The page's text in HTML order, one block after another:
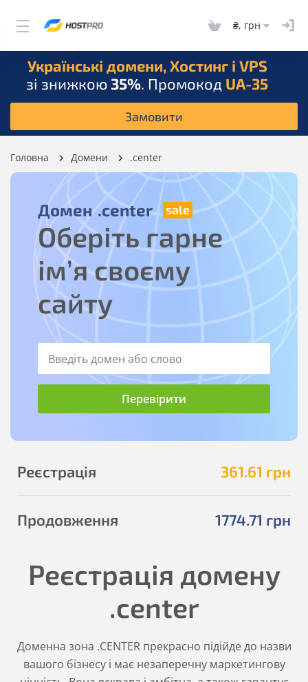
₴, грн
Українські домени, Хостинг і VPS
зі знижкою 35%. Промокод UA-35
Замовити
Головна Домени .center
Домен .center
Оберіть гарне
ім’я своєму
сайту
361.61 грн
Реєстрація
1774.71 грн
Продовження
Реєстрація домену
.center
Доменна зона .CENTER прекрасно підійде до назви
вашого бізнесу і має незаперечну маркетингову